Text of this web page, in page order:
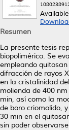
Resumen
La presente tesis
biopolimérico. Se
empleando
difracción de rayos
en la cristalinidad
molienda de 400
min, así como la
de boro criomolido,
30 min en el
sin poder